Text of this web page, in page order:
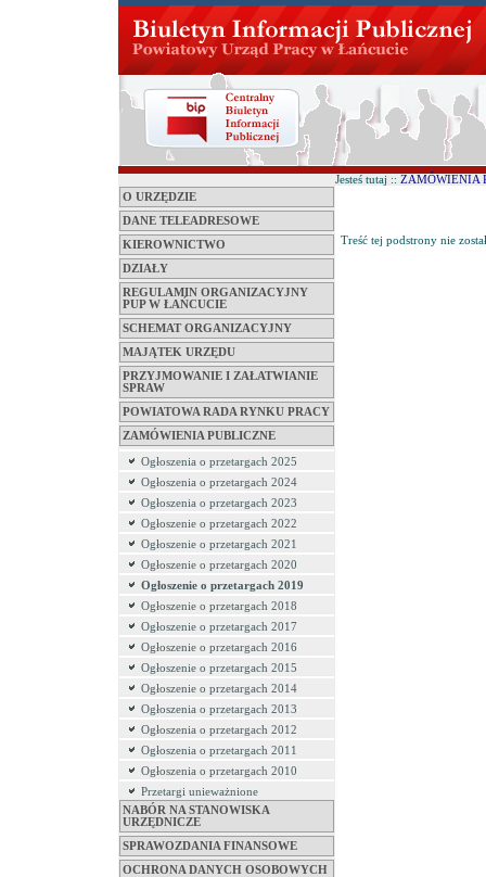
O URZĘDZIE
DANE TELEADRESOWE
KIEROWNICTWO
DZIAŁY
REGULAMIN ORGANIZACYJNY
PUP W ŁAŃCUCIE
SCHEMAT ORGANIZACYJNY
MAJĄTEK URZĘDU
PRZYJMOWANIE I ZAŁATWIANIE
SPRAW
POWIATOWA RADA RYNKU PRACY
ZAMÓWIENIA PUBLICZNE
Ogłoszenia o przetargach 2025
Ogłoszenia o przetargach 2024
Ogłoszenia o przetargach 2023
Ogłoszenie o przetargach 2022
Ogłoszenie o przetargach 2021
Ogłoszenie o przetargach 2020
Ogłoszenie o przetargach 2019
Ogłoszenie o przetargach 2018
Ogłoszenie o przetargach 2017
Ogłoszenie o przetargach 2016
Ogłoszenie o przetargach 2015
Ogłoszenie o przetargach 2014
Ogłoszenia o przetargach 2013
Ogłoszenia o przetargach 2012
Ogłoszenia o przetargach 2011
Ogłoszenia o przetargach 2010
Przetargi unieważnione
NABÓR NA STANOWISKA
URZĘDNICZE
SPRAWOZDANIA FINANSOWE
OCHRONA DANYCH OSOBOWYCH
Jesteś tutaj :: ZAMÓWIENIA
Treść tej podstrony nie